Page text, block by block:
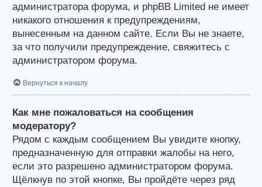
администратора форума, и phpBB Limited не имеет
никакого отношения к предупреждениям,
вынесенным на данном сайте. Если Вы не знаете,
за что получили предупреждение, свяжитесь с
администратором форума.
Вернуться к началу
Как мне пожаловаться на сообщения
модератору?
Рядом с каждым сообщением Вы увидите кнопку,
предназначенную для отправки жалобы на него,
если это разрешено администратором форума.
Щёлкнув по этой кнопке, Вы пройдёте через ряд